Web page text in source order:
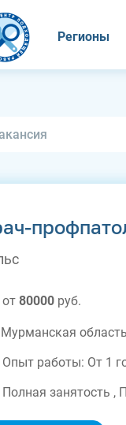
Регионы
от 80000 руб.
Мурманская
Опыт работы: От 1
Полная занятость ,